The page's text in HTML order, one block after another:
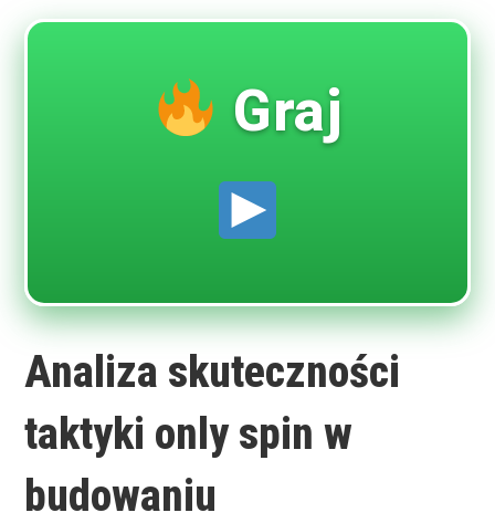
Graj
Analiza skuteczności
taktyki only spin w
budowaniu